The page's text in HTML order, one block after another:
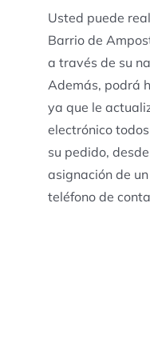
Usted puede
Barrio de
a través de su
Además, podrá
ya que le
electrónico
su pedido,
asignación de
teléfono de